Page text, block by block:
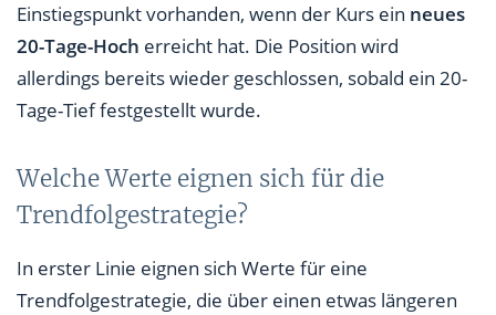
Einstiegspunkt vorhanden, wenn der Kurs ein neues
20-Tage-Hoch erreicht hat. Die Position wird
allerdings bereits wieder geschlossen, sobald ein 20-
Tage-Tief festgestellt wurde.
Welche Werte eignen sich für die
Trendfolgestrategie?
In erster Linie eignen sich Werte für eine
Trendfolgestrategie, die über einen etwas längeren